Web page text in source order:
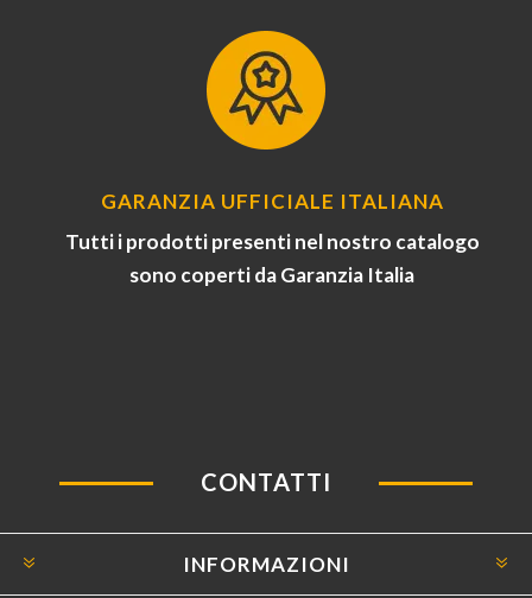
GARANZIA UFFICIALE ITALIANA
Tutti i prodotti presenti nel nostro catalogo
sono coperti da Garanzia Italia
CONTATTI
INFORMAZIONI